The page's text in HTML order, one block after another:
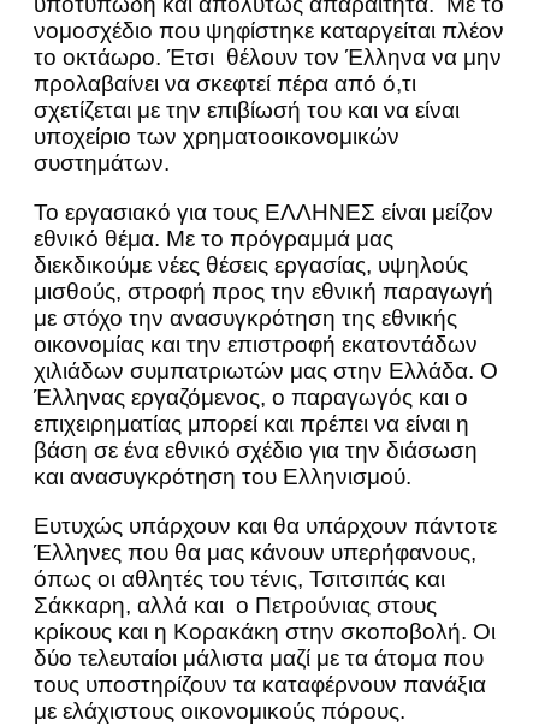
νομοσχέδιο που ψηφίστηκε καταργείται πλέον
το οκτάωρο. Έτσι θέλουν τον Έλληνα να μην
προλαβαίνει να σκεφτεί πέρα από ό,τι
σχετίζεται με την επιβίωσή του και να είναι
υποχείριο των χρηματοοικονομικών
συστημάτων.
Το εργασιακό για τους EΛΛΗΝΕΣ είναι μείζον
εθνικό θέμα. Με το πρόγραμμά μας
διεκδικούμε νέες θέσεις εργασίας, υψηλούς
μισθούς, στροφή προς την εθνική παραγωγή
με στόχο την ανασυγκρότηση της εθνικής
οικονομίας και την επιστροφή εκατοντάδων
χιλιάδων συμπατριωτών μας στην Ελλάδα. Ο
Έλληνας εργαζόμενος, ο παραγωγός και ο
επιχειρηματίας μπορεί και πρέπει να είναι η
βάση σε ένα εθνικό σχέδιο για την διάσωση
και ανασυγκρότηση του Ελληνισμού.
Ευτυχώς υπάρχουν και θα υπάρχουν πάντοτε
Έλληνες που θα μας κάνουν υπερήφανους,
όπως οι αθλητές του τένις, Τσιτσιπάς και
Σάκκαρη, αλλά και ο Πετρούνιας στους
κρίκους και η Κορακάκη στην σκοποβολή. Οι
δύο τελευταίοι μάλιστα μαζί με τα άτομα που
τους υποστηρίζουν τα καταφέρνουν πανάξια
με ελάχιστους οικονομικούς πόρους.